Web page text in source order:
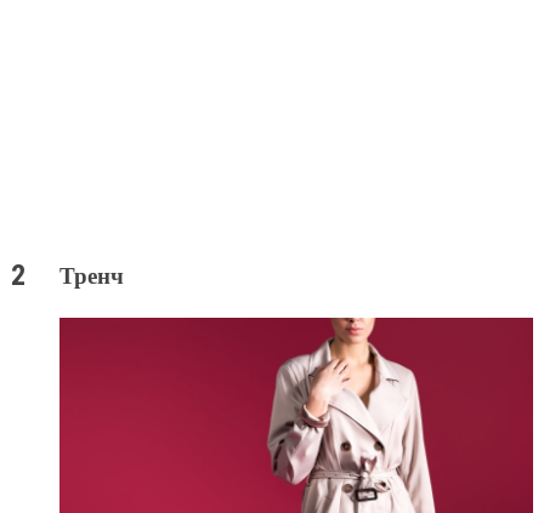
Тренч